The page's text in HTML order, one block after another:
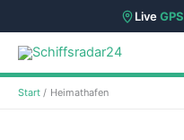
Live
Zum
Inhalt
springen
Start Heimathafen